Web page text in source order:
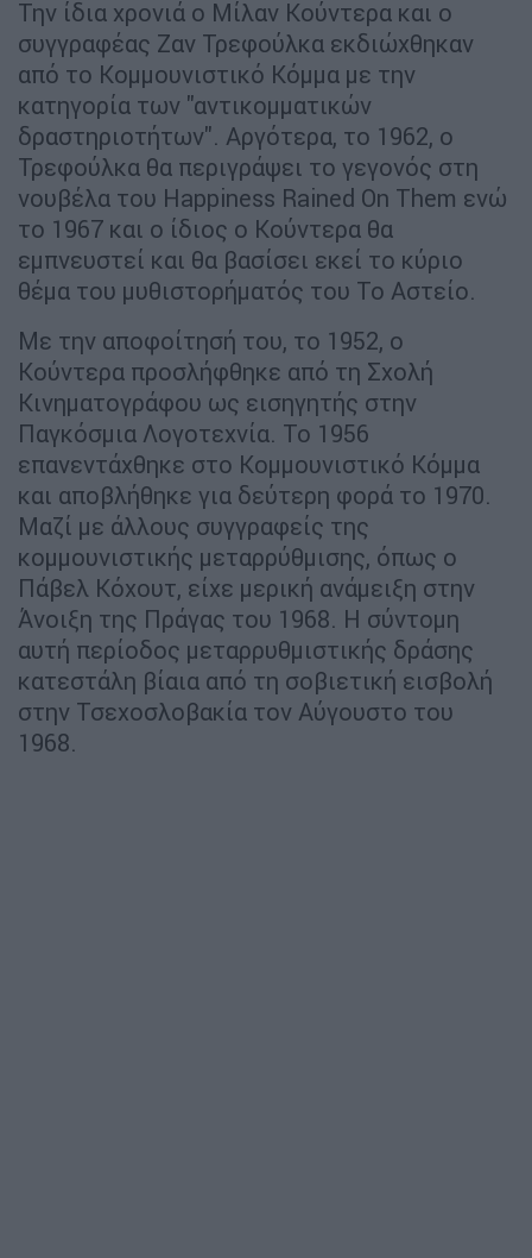
Την ίδια χρονιά ο Μίλαν Κούντερα και ο
συγγραφέας Ζαν Τρεφούλκα εκδιώχθηκαν
από το Κομμουνιστικό Κόμμα με την
κατηγορία των "αντικομματικών
δραστηριοτήτων". Αργότερα, το 1962, ο
Τρεφούλκα θα περιγράψει το γεγονός στη
νουβέλα του Happiness Rained On Them ενώ
το 1967 και ο ίδιος ο Κούντερα θα
εμπνευστεί και θα βασίσει εκεί το κύριο
θέμα του μυθιστορήματός του Το Αστείο.
Με την αποφοίτησή του, το 1952, ο
Κούντερα προσλήφθηκε από τη Σχολή
Κινηματογράφου ως εισηγητής στην
Παγκόσμια Λογοτεχνία. Το 1956
επανεντάχθηκε στο Κομμουνιστικό Κόμμα
και αποβλήθηκε για δεύτερη φορά το 1970.
Μαζί με άλλους συγγραφείς της
κομμουνιστικής μεταρρύθμισης, όπως ο
Πάβελ Κόχουτ, είχε μερική ανάμειξη στην
Άνοιξη της Πράγας του 1968. Η σύντομη
αυτή περίοδος μεταρρυθμιστικής δράσης
κατεστάλη βίαια από τη σοβιετική εισβολή
στην Τσεχοσλοβακία τον Αύγουστο του
1968.